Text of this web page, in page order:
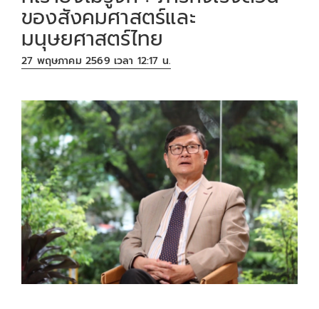
ของสังคมศาสตร์และ
มนุษยศาสตร์ไทย
27 พฤษภาคม 2569 เวลา 12:17 น.